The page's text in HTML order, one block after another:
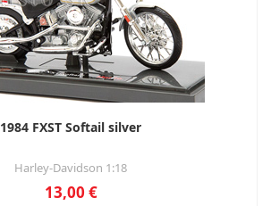
1984 FXST Softail silver
Harley-Davidson 1:18
13,00 €